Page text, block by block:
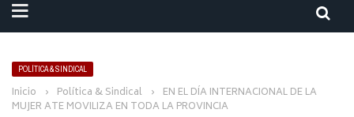
POLÍTICA & SINDICAL
Inicio › Política & Sindical › EN EL DÍA INTERNACIONAL DE LA
MUJER ATE MOVILIZA EN TODA LA PROVINCIA